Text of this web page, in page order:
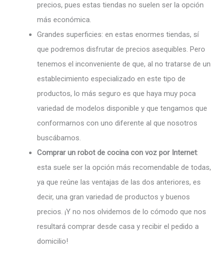
precios, pues estas tiendas no suelen ser la opción
más económica.
Grandes superficies: en estas enormes tiendas, sí
que podremos disfrutar de precios asequibles. Pero
tenemos el inconveniente de que, al no tratarse de un
establecimiento especializado en este tipo de
productos, lo más seguro es que haya muy poca
variedad de modelos disponible y que tengamos que
conformarnos con uno diferente al que nosotros
buscábamos.
Comprar un robot de cocina con voz por Internet:
esta suele ser la opción más recomendable de todas,
ya que reúne las ventajas de las dos anteriores, es
decir, una gran variedad de productos y buenos
precios. ¡Y no nos olvidemos de lo cómodo que nos
resultará comprar desde casa y recibir el pedido a
domicilio!